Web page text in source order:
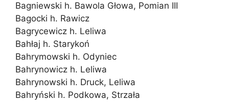
Bagniewski h. Bawola Głowa, Pomian III
Bagocki h. Rawicz
Bagrycewicz h. Leliwa
Bahłaj h. Starykoń
Bahrymowski h. Odyniec
Bahrynowicz h. Leliwa
Bahrynowski h. Druck, Leliwa
Bahryński h. Podkowa, Strzała